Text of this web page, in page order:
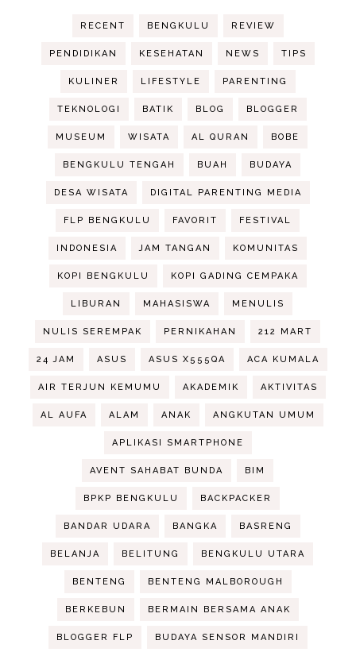
RECENT BENGKULU REVIEW
PENDIDIKAN KESEHATAN NEWS TIPS
KULINER LIFESTYLE PARENTING
TEKNOLOGI BATIK BLOG BLOGGER
MUSEUM WISATA AL QURAN BOBE
BENGKULU TENGAH BUAH BUDAYA
DESA WISATA DIGITAL PARENTING MEDIA
FLP BENGKULU FAVORIT FESTIVAL
INDONESIA JAM TANGAN KOMUNITAS
KOPI BENGKULU KOPI GADING CEMPAKA
LIBURAN MAHASISWA MENULIS
NULIS SEREMPAK PERNIKAHAN 212 MART
24 JAM ASUS ASUS X555QA ACA KUMALA
AIR TERJUN KEMUMU AKADEMIK AKTIVITAS
AL AUFA ALAM ANAK ANGKUTAN UMUM
APLIKASI SMARTPHONE
AVENT SAHABAT BUNDA BIM
BPKP BENGKULU BACKPACKER
BANDAR UDARA BANGKA BASRENG
BELANJA BELITUNG BENGKULU UTARA
BENTENG BENTENG MALBOROUGH
BERKEBUN BERMAIN BERSAMA ANAK
BLOGGER FLP BUDAYA SENSOR MANDIRI